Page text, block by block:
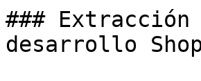
###
desarrollo